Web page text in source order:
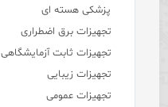
پزشکی هسته ای
تجهیزات برق اضطراری
تجهیزات ثابت آزمایشگاهی
تجهیزات زیبایی
تجهیزات عمومی